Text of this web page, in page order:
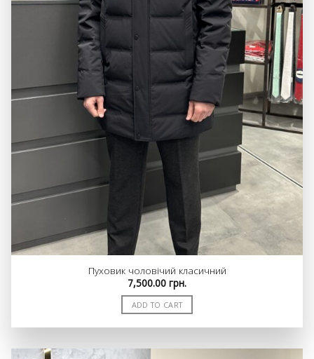
Пуховик чоловічий класичний
7,500.00 грн.
ADD TO CART